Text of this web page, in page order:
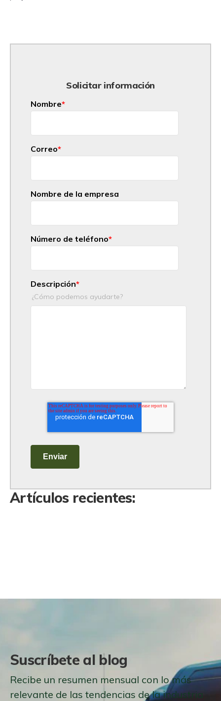
Solicitar información
Nombre*
Correo*
Nombre de la empresa
Número de teléfono*
Descripción*
¿Cómo podemos ayudarte?
Artículos recientes:
Suscríbete al blog
Recibe un resumen mensual con lo más
relevante de las tendencias de la industria